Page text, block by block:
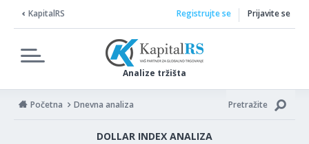
KapitalRS
Analize tržišta
Registrujte se Prijavite se
Početna Dnevna analiza Pretražite
DOLLAR INDEX ANALIZA